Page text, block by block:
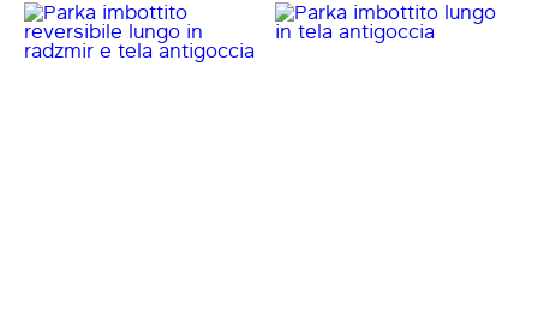
maniche a kimono Chiusura con
cintura Tasche inserite nei fianchi
Sfoderato
Rifinito da puntino sartoriale
Foderato in tessuto Monogram